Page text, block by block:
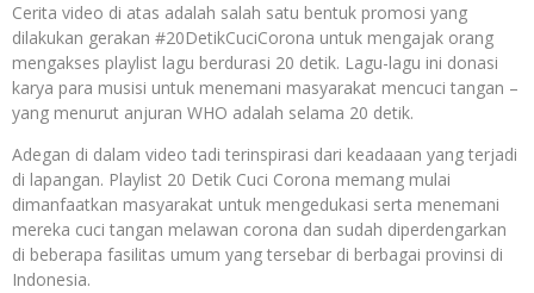
Cerita video di atas adalah salah satu bentuk promosi yang
dilakukan gerakan #20DetikCuciCorona untuk mengajak orang
mengakses playlist lagu berdurasi 20 detik. Lagu-lagu ini donasi
karya para musisi untuk menemani masyarakat mencuci tangan –
yang menurut anjuran WHO adalah selama 20 detik.
Adegan di dalam video tadi terinspirasi dari keadaaan yang terjadi
di lapangan. Playlist 20 Detik Cuci Corona memang mulai
dimanfaatkan masyarakat untuk mengedukasi serta menemani
mereka cuci tangan melawan corona dan sudah diperdengarkan
di beberapa fasilitas umum yang tersebar di berbagai provinsi di
Indonesia.